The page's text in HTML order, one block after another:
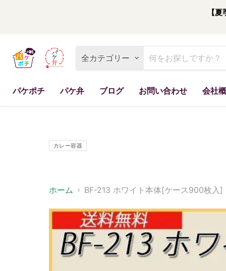
【
全カテゴリー
パケポチ パケ弁 ブログ お問い合わせ 会社
カレー容器
ホーム BF-213 ホワイト本体[ケース900枚入]